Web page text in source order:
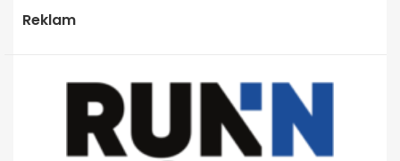
Reklam